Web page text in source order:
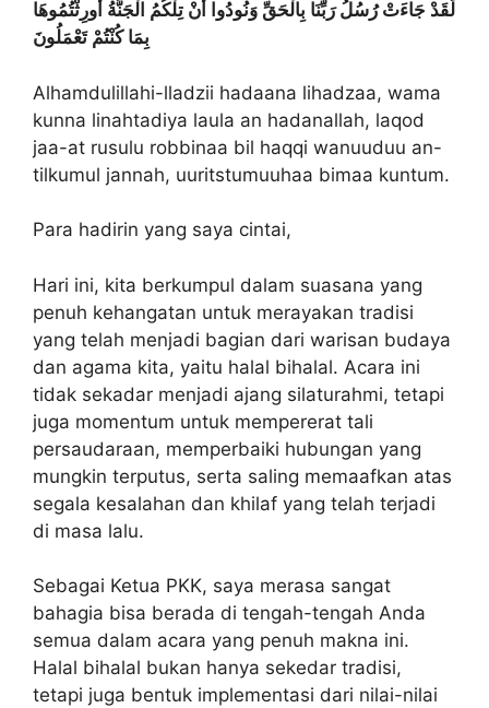
لَقَدْ جَاءَتْ رُسُلُ رَبِّنَا بِالْحَقِّ وَنُودُوا أَنْ تِلْكُمُ الْجَنَّةُ أُورِثْتُمُوهَا
بِمَا كُنْتُمْ تَعْمَلُونَ
Alhamdulillahi-lladzii hadaana lihadzaa, wama
kunna linahtadiya laula an hadanallah, laqod
jaa-at rusulu robbinaa bil haqqi wanuuduu an-
tilkumul jannah, uuritstumuuhaa bimaa kuntum.
Para hadirin yang saya cintai,
Hari ini, kita berkumpul dalam suasana yang
penuh kehangatan untuk merayakan tradisi
yang telah menjadi bagian dari warisan budaya
dan agama kita, yaitu halal bihalal. Acara ini
tidak sekadar menjadi ajang silaturahmi, tetapi
juga momentum untuk mempererat tali
persaudaraan, memperbaiki hubungan yang
mungkin terputus, serta saling memaafkan atas
segala kesalahan dan khilaf yang telah terjadi
di masa lalu.
Sebagai Ketua PKK, saya merasa sangat
bahagia bisa berada di tengah-tengah Anda
semua dalam acara yang penuh makna ini.
Halal bihalal bukan hanya sekedar tradisi,
tetapi juga bentuk implementasi dari nilai-nilai